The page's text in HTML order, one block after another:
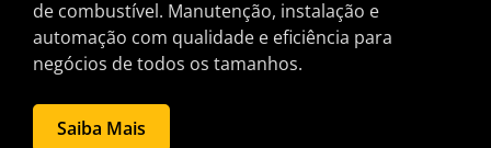
de combustível. Manutenção, instalação e
automação com qualidade e eficiência para
negócios de todos os tamanhos.
Saiba Mais